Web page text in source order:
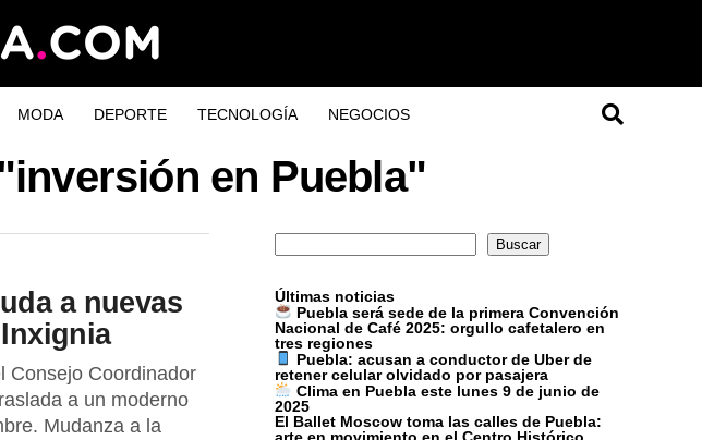
MODA DEPORTE TECNOLOGÍA NEGOCIOS
en Puebla"
a nuevas
Consejo Coordinador
a un moderno
Mudanza a la
Buscar Buscar
Últimas noticias
Puebla será sede de la primera Convención
Nacional de Café 2025: orgullo cafetalero en
tres regiones
Puebla: acusan a conductor de Uber de
retener celular olvidado por pasajera
Clima en Puebla este lunes 9 de junio de
2025
El Ballet Moscow toma las calles de Puebla: